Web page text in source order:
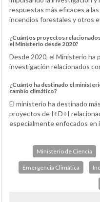
respuestas más eficaces a
incendios forestales y otros
¿Cuántos proyectos
el Ministerio desde 2020?
Desde 2020, el Ministerio ha
investigación relacionados
¿Cuánto ha destinado el
cambio climático?
El ministerio ha destinado
proyectos de I+D+I
especialmente enfocados en
Ministerio de Ciencia
Emergencia Climática